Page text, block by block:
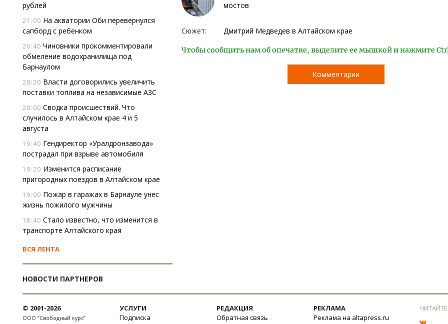
рублей
21:00 На акватории Оби перевернулся
сапборд с ребенком
20:40 Чиновники прокомментировали
обмеление водохранилища под
Барнаулом
20:20 Власти договорились увеличить
поставки топлива на независимые АЗС
20:00 Сводка происшествий. Что
случилось в Алтайском крае 4 и 5
августа
19:40 Гендиректор «Уралдронзавода»
пострадал при взрыве автомобиля
19:20 Изменится расписание
пригородных поездов в Алтайском крае
19:00 Пожар в гаражах в Барнауле унес
жизнь пожилого мужчины
18:40 Стало известно, что изменится в
транспорте Алтайского края
ВСЯ ЛЕНТА
НОВОСТИ ПАРТНЕРОВ
мостов
Сюжет: Дмитрий Медведев в Алтайском крае
Чтобы сообщить нам об опечатке, выделите ее мышкой и нажмите
Комментарии
© 2001-2026
ООО “Свободный курс”
УСЛУГИ
Подписка
РЕДАКЦИЯ
Обратная связь
РЕКЛАМА
Реклама на altapress.ru